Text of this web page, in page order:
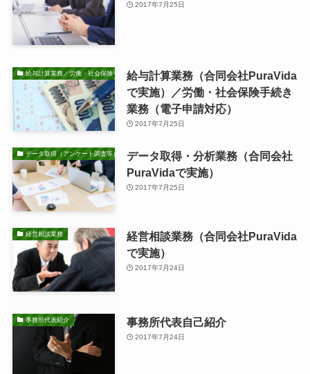
2017年7月25日
給与計算業務／労働・社会保険手続き業務給与計算業務（合同会社PuraVida
で実施）／労働・社会保険手続き
業務（電子申請対応）
2017年7月25日
データ取得（アンケート調査等）・分析業務データ取得・分析業務（合同会社
PuraVidaで実施）
2017年7月25日
経営相談業務
経営相談業務（合同会社PuraVida
で実施）
2017年7月24日
事務所代表紹介 事務所代表自己紹介
2017年7月24日